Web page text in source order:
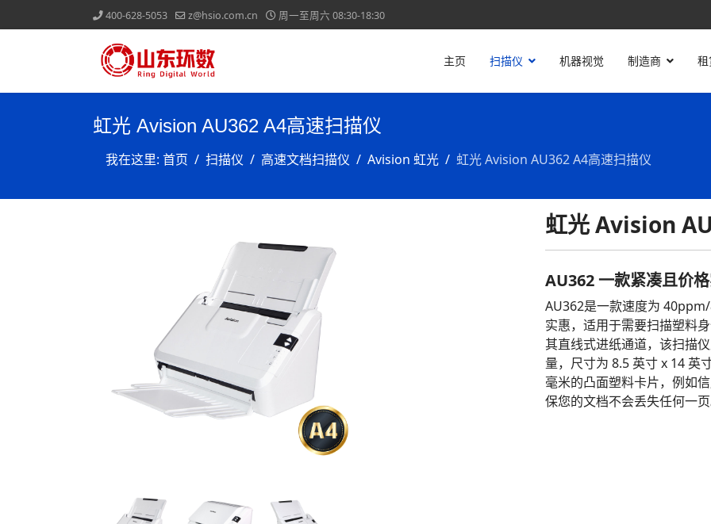
400-628-5053 z@hsio.com.cn 周一至周六 08:30-18:30
主页 扫描仪 机器视觉 制造商
虹光 Avision AU362 A4高速扫描仪
我在这里: 首页 扫描仪 高速文档扫描仪 Avision 虹光 虹光 Avision AU362 A4高速扫描仪
虹光 Avision
AU362 一款紧凑且价
AU362是一款速度为
实惠，适用于需要扫描塑料
其直线式进纸通道，该扫描
量，尺寸为 8.5 英寸 x 14 英
毫米的凸面塑料卡片，例如
保您的文档不会丢失任何一页